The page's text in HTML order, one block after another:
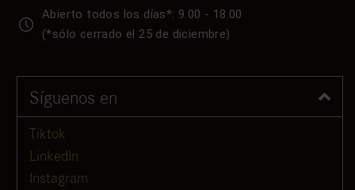
Abierto todos los días*: 9.00 - 18.00
(*sólo cerrado el 25 de diciembre)
Síguenos en
Tiktok
LinkedIn
Instagram